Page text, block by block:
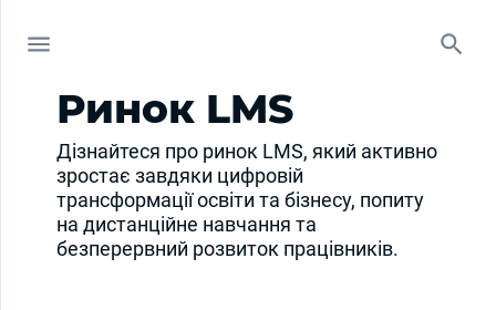
Ринок LMS
Дізнайтеся про ринок LMS, який активно
зростає завдяки цифровій
трансформації освіти та бізнесу, попиту
на дистанційне навчання та
безперервний розвиток працівників.